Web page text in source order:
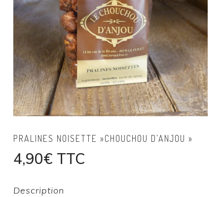
PRALINES NOISETTE »CHOUCHOU D’ANJOU »
4,90€ TTC
Description